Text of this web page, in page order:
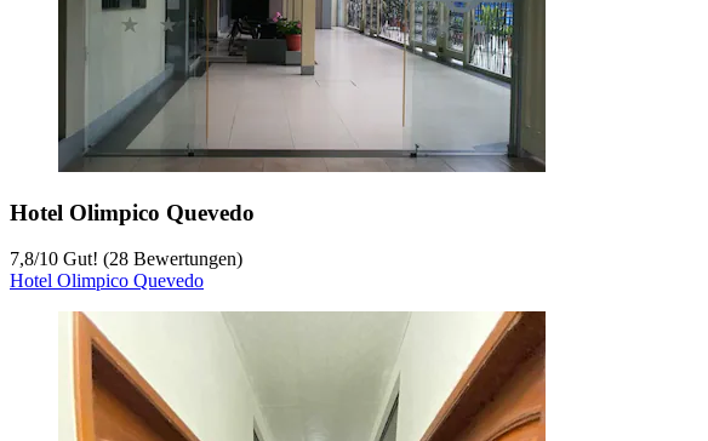
Hotel Olimpico Quevedo
7,8/10 Gut! (28 Bewertungen)
Hotel Olimpico Quevedo